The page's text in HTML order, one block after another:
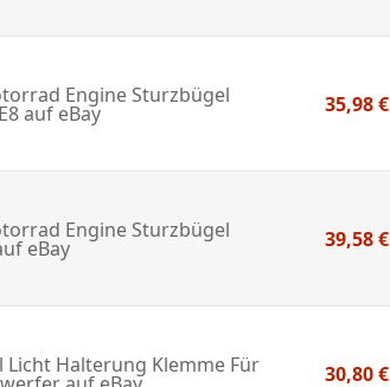
Engine Sturzbügel
auf eBay 35,98 €
Engine Sturzbügel
eBay 39,58 €
Halterung Klemme Für 30,80 €